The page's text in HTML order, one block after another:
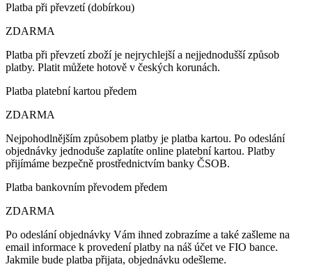
Platba při převzetí (dobírkou)
ZDARMA
Platba při převzetí zboží je nejrychlejší a nejjednodušší způsob
platby. Platit můžete hotově v českých korunách.
Platba platební kartou předem
ZDARMA
Nejpohodlnějším způsobem platby je platba kartou. Po odeslání
objednávky jednoduše zaplatíte online platební kartou. Platby
přijímáme bezpečně prostřednictvím banky ČSOB.
Platba bankovním převodem předem
ZDARMA
Po odeslání objednávky Vám ihned zobrazíme a také zašleme na
email informace k provedení platby na náš účet ve FIO bance.
Jakmile bude platba přijata, objednávku odešleme.